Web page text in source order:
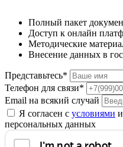
Полный пакет
Доступ к онлайн
Методические
Внесение данных в
Представьтесь*
Телефон для связи*
Email на всякий случай
Я согласен с условиями
персональных данных